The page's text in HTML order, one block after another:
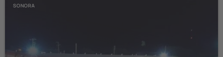
SONORA